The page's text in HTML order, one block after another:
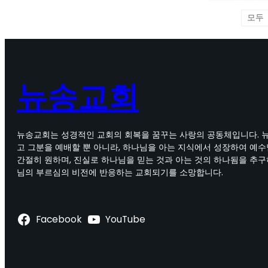
뉴송교회
뉴송교회는 성경적인 교회의 회복을 꿈꾸는 사랑의 공동체입니다.
고 그분을 예배할 뿐 아니라, 하나님을 아는 지식에서 성장하여 예
간절히 원하며, 진실로 하나님을 믿는 것과 아는 것의 하나됨을 추
님의 부르심의 비전에 반응하는 교회되기를 소망합니다.
Facebook YouTube